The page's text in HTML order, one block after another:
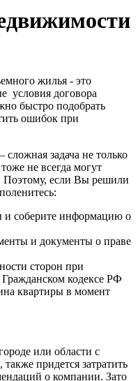
жилья - это
условия договора
быстро подобрать
ошибок при
сложная задача не только
не всегда могут
Поэтому, если Вы решили
и соберите информацию о
и документы о праве
сторон при
кодексе РФ
квартиры в момент
или области с
придется затратить
о компании. Зато